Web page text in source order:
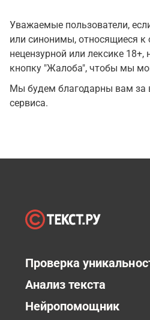
Уважаемые пользователи,
или синонимы, относящиеся к
нецензурной или лексике
кнопку "Жалоба", чтобы мы
Мы будем благодарны вам за
сервиса.
Проверка
Анализ текста
Нейропомощник